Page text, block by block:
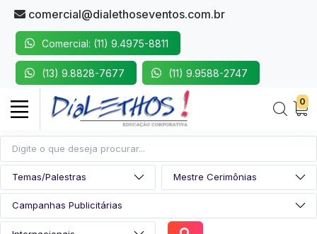
comercial@dialethoseventos.com.br
Comercial: (11) 9.4975-8811
(13) 9.8828-7677 (11) 9.9588-2747
0